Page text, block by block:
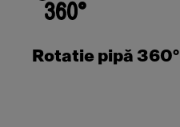
Rotatie pipă 360°